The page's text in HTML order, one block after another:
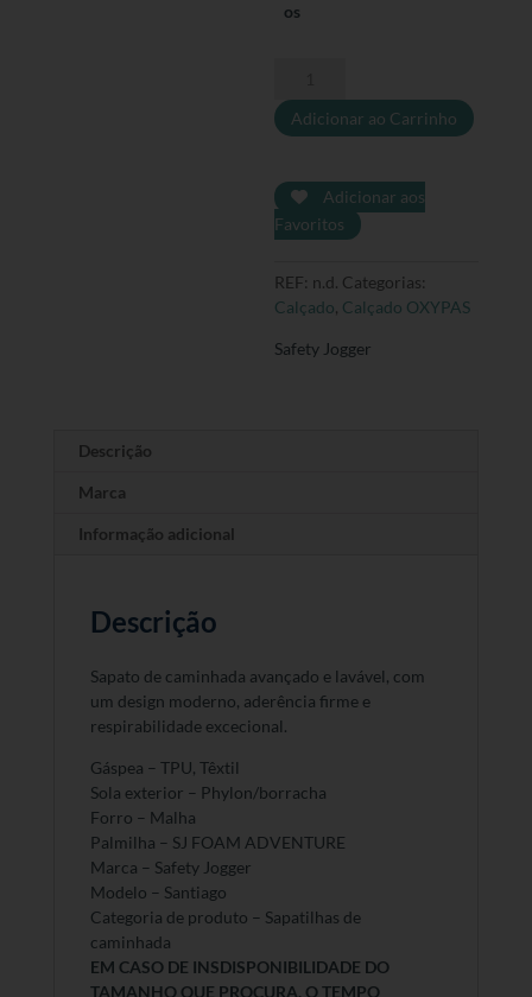
os
Safety
-
Sapatilhas
de
Marinho
Adicionar ao Carrinho
Adicionar aos
Favoritos
REF: n.d. Categorias:
Calçado, Calçado OXYPAS
Safety Jogger
Descrição
Marca
Informação adicional
Descrição
Sapato de caminhada avançado e lavável, com
um design moderno, aderência firme e
respirabilidade excecional.
Gáspea – TPU, Têxtil
Sola exterior – Phylon/borracha
Forro – Malha
Palmilha – SJ FOAM ADVENTURE
Marca – Safety Jogger
Modelo – Santiago
Categoria de produto – Sapatilhas de
caminhada
EM CASO DE INSDISPONIBILIDADE DO
TAMANHO QUE PROCURA, O TEMPO